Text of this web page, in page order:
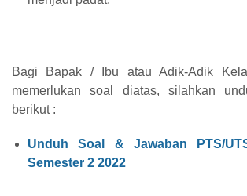
Bagi Bapak / Ibu atau Adik-Adik
memerlukan soal diatas, silahkan
berikut :
Unduh Soal & Jawaban PTS/
Semester 2 2022